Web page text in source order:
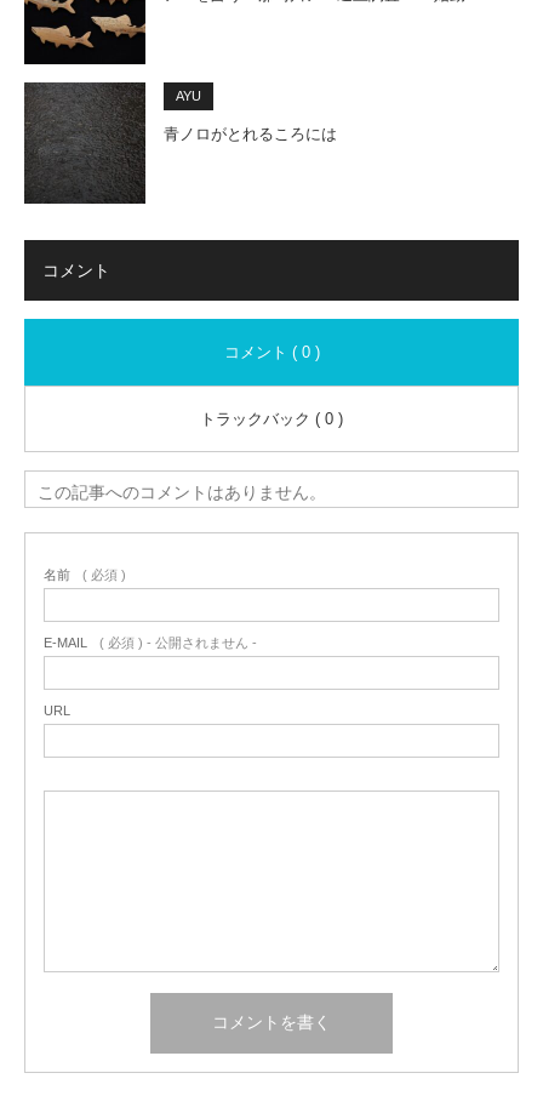
AYU
青ノロがとれるころには
コメント
コメント ( 0 )
トラックバック ( 0 )
この記事へのコメントはありません。
名前 ( 必須 )
E-MAIL ( 必須 ) - 公開されません -
URL